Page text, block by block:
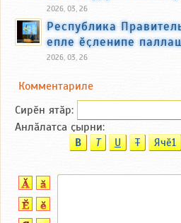
2026, 03, 26
Республика
епле ӗҫленипе
2026, 03, 26
Комментариле
Сирӗн ятӑp:
Анлӑлатса ҫырни:
B T U T Ячӗ1